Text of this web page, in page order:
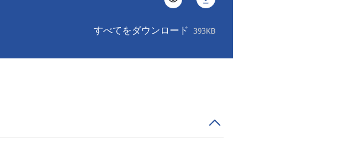
すべてをダウンロード 393KB